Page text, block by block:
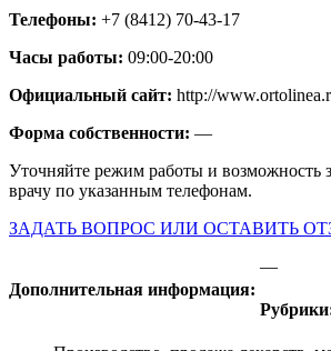
Телефоны: +7 (8412) 70-43-17
Часы работы: 09:00-20:00
Официальный сайт: http://
Форма собственности: —
Уточняйте режим работы и возможность
врачу по указанным телефонам.
ЗАДАТЬ ВОПРОС ИЛИ ОСТАВИТЬ
Дополнительная информация:
—